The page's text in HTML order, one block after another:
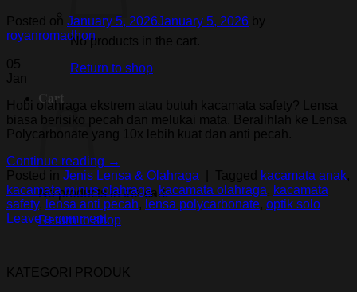
No products in the cart.
Return to shop
Cart
No products in the cart.
Return to shop
Posted on January 5, 2026January 5, 2026 by
royanromadhon
05
Jan
Hobi olahraga ekstrem atau butuh kacamata safety? Lensa
biasa berisiko pecah dan melukai mata. Beralihlah ke Lensa
Polycarbonate yang 10x lebih kuat dan anti pecah.
Continue reading →
Posted in Jenis Lensa & Olahraga Tagged kacamata anak,
kacamata minus olahraga,kacamata olahraga, kacamata
safety, lensa anti pecah, lensa polycarbonate, optik solo
Leave a comment
KATEGORI PRODUK